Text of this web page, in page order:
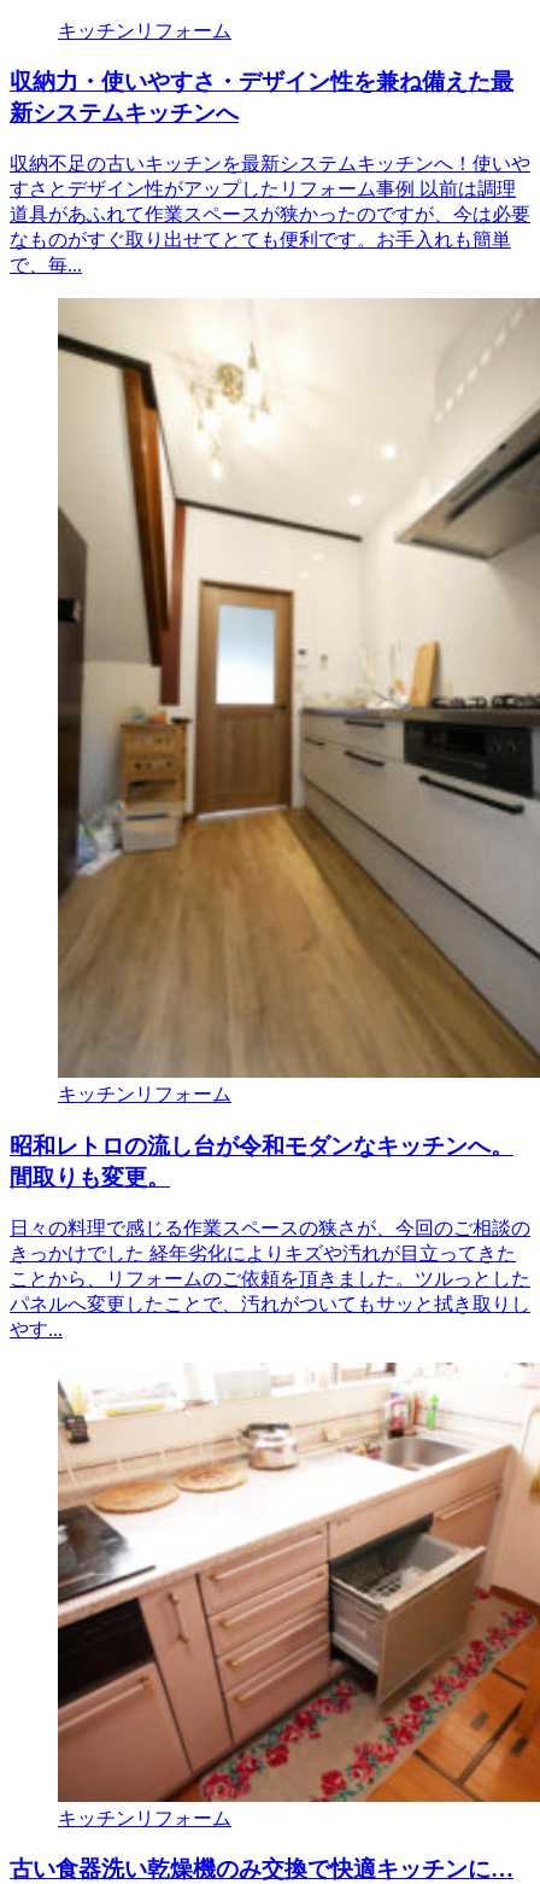
キッチンリフォーム
収納力・使いやすさ・デザイン性を兼ね備えた最
新システムキッチンへ
収納不足の古いキッチンを最新システムキッチンへ！使いや
すさとデザイン性がアップしたリフォーム事例 以前は調理
道具があふれて作業スペースが狭かったのですが、今は必要
なものがすぐ取り出せてとても便利です。お手入れも簡単
で、毎...
キッチンリフォーム
昭和レトロの流し台が令和モダンなキッチンへ。
間取りも変更。
日々の料理で感じる作業スペースの狭さが、今回のご相談の
きっかけでした 経年劣化によりキズや汚れが目立ってきた
ことから、リフォームのご依頼を頂きました。ツルっとした
パネルへ変更したことで、汚れがついてもサッと拭き取りし
やす...
キッチンリフォーム
古い食器洗い乾燥機のみ交換で快適キッチンに…